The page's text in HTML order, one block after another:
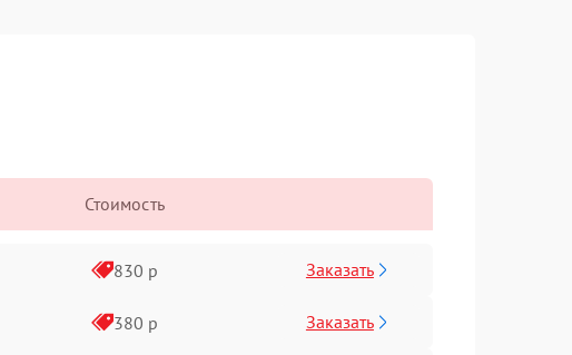
Стоимость
830 р Заказать
380 р Заказать